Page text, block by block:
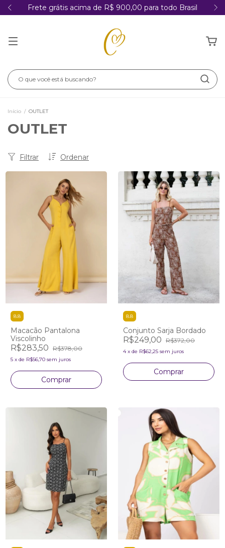
Frete grátis acima de R$ 900,00 para todo Brasil
Início / OUTLET
OUTLET
Ordenar
Filtrar
8.8
Macacão Pantalona
Viscolinho
R$283,50 R$378,00
5 x de R$56,70 sem juros
Comprar
8.8
Conjunto Sarja Bordado
R$249,00 R$372,00
4 x de R$62,25 sem juros
Comprar